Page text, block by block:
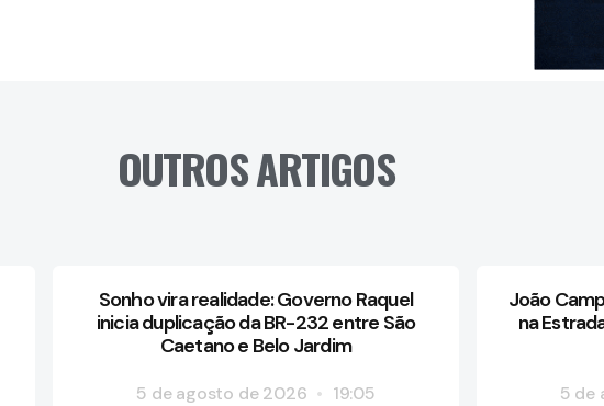
OUTROS ARTIGOS
Sonho vira realidade: Governo Raquel
inicia duplicação da BR-232 entre São
Caetano e Belo Jardim
5 de agosto de 2026 19:05
João
na
5 de